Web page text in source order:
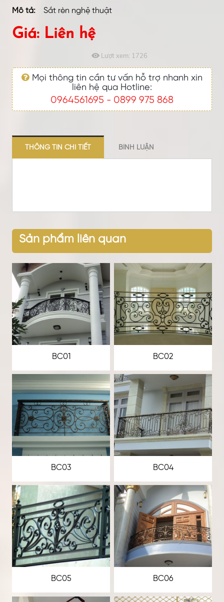
Mô tả: Sắt rèn nghệ thuật
Giá: Liên hệ
Lượt xem: 1726
Mọi thông tin cần tư vấn hỗ trợ nhanh xin
liên hệ qua Hotline:
0964561695 - 0899 975 868
THÔNG TIN CHI TIẾT BÌNH LUẬN
Sản phẩm liên quan
BC01 BC02
BC03 BC04
BC05 BC06